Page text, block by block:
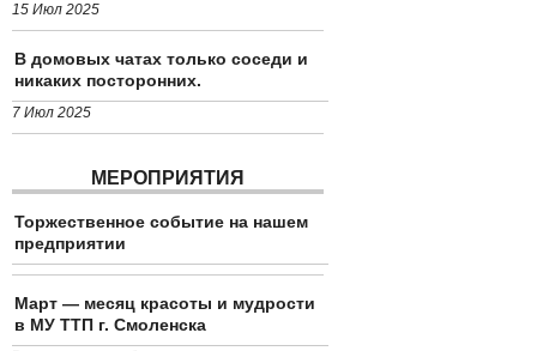
15 Июл 2025
В домовых чатах только соседи и
никаких посторонних.
7 Июл 2025
МЕРОПРИЯТИЯ
Торжественное событие на нашем
предприятии
Март — месяц красоты и мудрости
в МУ ТТП г. Смоленска